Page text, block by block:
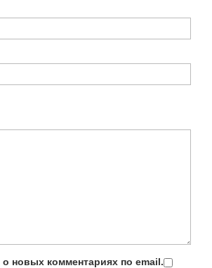
новых комментариях по email.